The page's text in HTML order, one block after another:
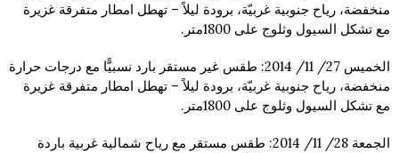
منخفضة، رياح جنوبية غربيّة، برودة ليلاً – تهطل امطار متفرقة غزيرة
مع تشكل السيول وثلوج على 1800متر.
الخميس 27/ 11/ 2014: طقس غير مستقر بارد نسبيًّا مع درجات حرارة
منخفضة، رياح جنوبية غربيّة، برودة ليلاً – تهطل امطار متفرقة غزيرة
مع تشكل السيول وثلوج على 1800متر.
الجمعة 28/ 11/ 2014: طقس مستقر مع رياح شمالية غربية باردة